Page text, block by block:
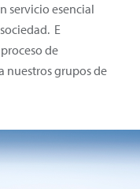
servicio esencial
E
de
nuestros grupos de